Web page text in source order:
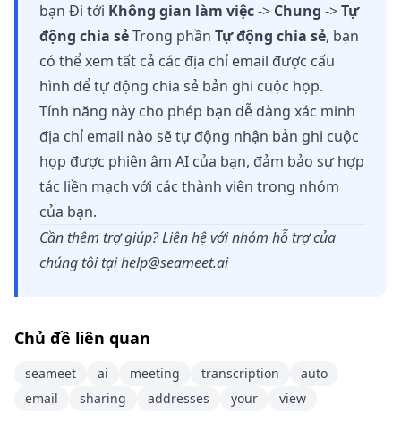
bạn Đi tới Không gian làm việc-> Chung ->Tự
động chia sẻTrong phần Tự động chia sẻ, bạn
có thể xem tất cả các địa chỉ email được cấu
hình để tự động chia sẻ bản ghi cuộc họp.
Tính năng này cho phép bạn dễ dàng xác minh
địa chỉ email nào sẽ tự động nhận bản ghi cuộc
họp được phiên âm AI của bạn, đảm bảo sự hợp
tác liền mạch với các thành viên trong nhóm
của bạn.
Cần thêm trợ giúp? Liên hệ với nhóm hỗ trợ của
chúng tôi tạihelp@seameet.ai
Chủ đề liên quan
seameet ai meeting transcription
auto
email
sharing addresses your view